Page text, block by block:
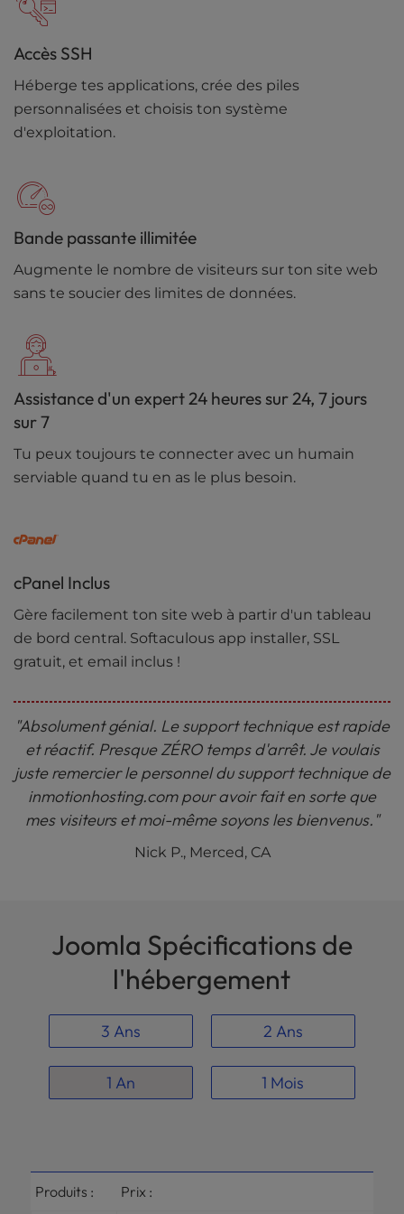
Accès SSH
Héberge tes applications, crée des piles
personnalisées et choisis ton système
d'exploitation.
Bande passante illimitée
Augmente le nombre de visiteurs sur ton site web
sans te soucier des limites de données.
Assistance d'un expert 24 heures sur 24, 7 jours
sur 7
Tu peux toujours te connecter avec un humain
serviable quand tu en as le plus besoin.
cPanel Inclus
Gère facilement ton site web à partir d'un tableau
de bord central. Softaculous app installer, SSL
gratuit, et email inclus !
"Absolument génial. Le support technique est rapide
et réactif. Presque ZÉRO temps d'arrêt. Je voulais
juste remercier le personnel du support technique de
inmotionhosting.com pour avoir fait en sorte que
mes visiteurs et moi-même soyons les bienvenus."
Nick P., Merced, CA
Joomla Spécifications de
l'hébergement
3 Ans 2 Ans
1 An 1 Mois
Produits : Prix :